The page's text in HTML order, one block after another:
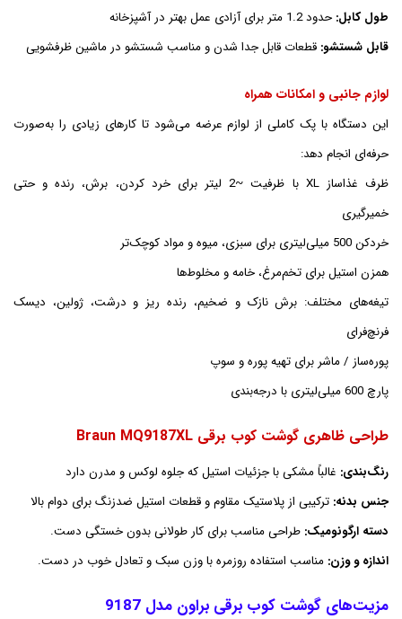
طول کابل: حدود 1.2 متر برای آزادی عمل بهتر در آشپزخانه
قابل شستشو: قطعات قابل جدا شدن و مناسب شستشو در ماشین ظرفشویی
لوازم جانبی و امکانات همراه
این دستگاه با پک کاملی از لوازم عرضه می‌شود تا کارهای زیادی را به‌صورت
حرفه‌ای انجام دهد:
ظرف غذاساز XL با ظرفیت ~2 لیتر برای خرد کردن، برش، رنده و حتی
خمیرگیری
خردکن 500 میلی‌لیتری برای سبزی، میوه و مواد کوچک‌تر
همزن استیل برای تخم‌مرغ، خامه و مخلوط‌ها
تیغه‌های مختلف: برش نازک و ضخیم، رنده ریز و درشت، ژولین، دیسک
فرنچ‌فرای
پوره‌ساز / ماشر برای تهیه پوره و سوپ
پارچ 600 میلی‌لیتری با درجه‌بندی
طراحی ظاهری گوشت کوب برقی Braun MQ9187XL
رنگ‌بندی: غالباً مشکی با جزئیات استیل که جلوه لوکس و مدرن دارد
جنس بدنه: ترکیبی از پلاستیک مقاوم و قطعات استیل ضدزنگ برای دوام بالا
دسته ارگونومیک: طراحی مناسب برای کار طولانی بدون خستگی دست.
اندازه و وزن: مناسب استفاده روزمره با وزن سبک و تعادل خوب در دست.
مزیت‌های گوشت کوب برقی براون مدل 9187